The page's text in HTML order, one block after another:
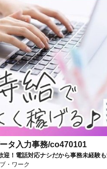
タ入力事務/co470101
迎！電話対応ナシだから事務未経験
・ワーク